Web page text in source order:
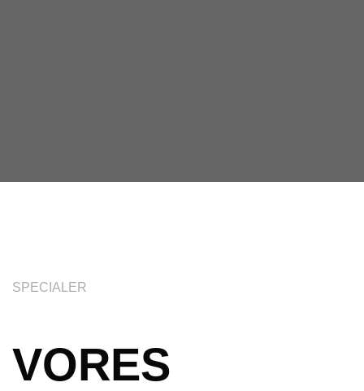
SPECIALER
VORES